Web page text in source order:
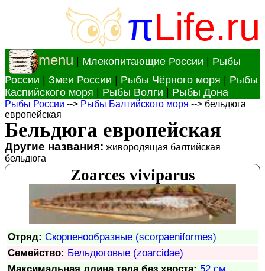
πLife.ru
menu Млекопитающие России
Рыбы
России
Змеи России Рыбы Чёрного моря
Рыбы
Каспийского моря
Рыбы Волги Рыбы Дона
Рыбы России --> Рыбы Балтийского моря --> бельдюга
европейская
Бельдюга европейская
Другие названия: живородящая балтийская
бельдюга
Zoarces viviparus
Отряд: Скорпенообразные (scorpaeniformes)
Семейство: Бельдюговые (zoarcidae)
Максимальная длина тела без хвоста: 52 см.